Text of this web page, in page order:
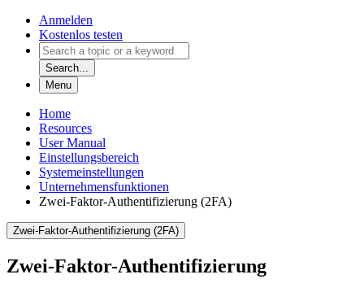
Anmelden
Kostenlos testen
Search...
Menu
Home
Resources
User Manual
Einstellungsbereich
Systemeinstellungen
Unternehmensfunktionen
Zwei-Faktor-Authentifizierung (2FA)
Zwei-Faktor-Authentifizierung (2FA)
Zwei-Faktor-Authentifizierung